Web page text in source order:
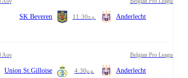
SK Beveren 11:30π.μ. Anderlecht
Αυγ Belgian Pro League
Union St.Gilloise 4:30μ.μ. Anderlecht